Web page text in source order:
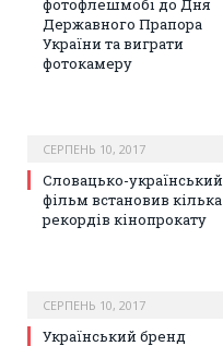
фотофлешмобі до Дня
Державного Прапора
України та виграти
фотокамеру
СЕРПЕНЬ 10, 2017
Словацько-український
фільм встановив кілька
рекордів кінопрокату
СЕРПЕНЬ 10, 2017
Український бренд